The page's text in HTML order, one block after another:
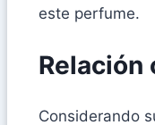
este perfume.
Considerando